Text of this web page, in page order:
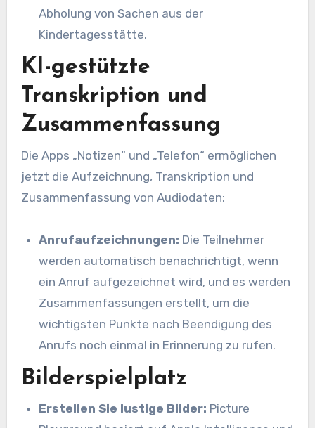
Abholung von Sachen aus der
Kindertagesstätte.
KI-gestützte
Transkription und
Zusammenfassung
Die Apps „Notizen“ und „Telefon“ ermöglichen
jetzt die Aufzeichnung, Transkription und
Zusammenfassung von Audiodaten:
Anrufaufzeichnungen: Die Teilnehmer
werden automatisch benachrichtigt, wenn
ein Anruf aufgezeichnet wird, und es werden
Zusammenfassungen erstellt, um die
wichtigsten Punkte nach Beendigung des
Anrufs noch einmal in Erinnerung zu rufen.
Bilderspielplatz
Erstellen Sie lustige Bilder: Picture